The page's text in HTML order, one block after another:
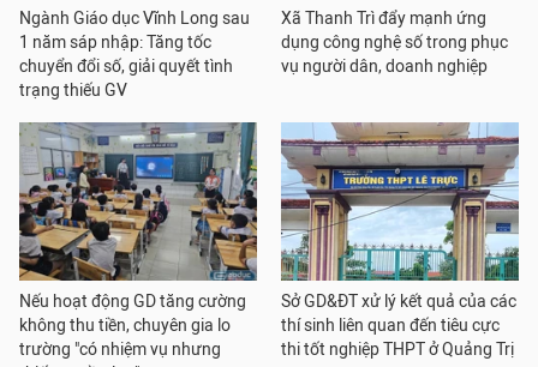
Ngành Giáo dục Vĩnh Long sau
1 năm sáp nhập: Tăng tốc
chuyển đổi số, giải quyết tình
trạng thiếu GV
Xã Thanh Trì đẩy mạnh ứng
dụng công nghệ số trong phục
vụ người dân, doanh nghiệp
Nếu hoạt động GD tăng cường
không thu tiền, chuyên gia lo
trường "có nhiệm vụ nhưng
Sở GD&ĐT xử lý kết quả của các
thí sinh liên quan đến tiêu cực
thi tốt nghiệp THPT ở Quảng Trị